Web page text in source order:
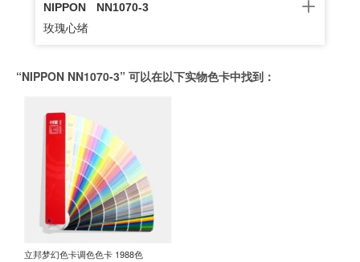
NIPPON
NN1070-3
玫瑰心绪
“NIPPON NN1070-3” 可以在以下实物色卡中找到：
立邦梦幻色卡调色色卡 1988色